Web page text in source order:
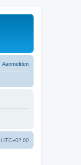
Aanmelden
UTC+02:00